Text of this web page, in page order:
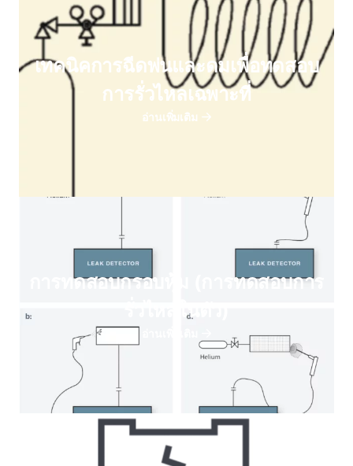
เทคนิคการฉีดพ่นและดมเพื่อทดสอบ
การรั่วไหลเฉพาะที่
อ่านเพิ่มเติม
การทดสอบกรอบหุ้ม (การทดสอบการ
รั่วไหลในตัว)